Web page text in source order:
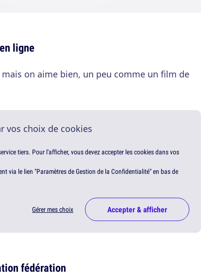
ligne
on aime bien, un peu comme un film de
vos choix de cookies
tiers. Pour l'afficher, vous devez accepter les cookies dans vos
via le lien "Paramètres de Gestion de la Confidentialité" en bas de
Gérer mes choix Accepter & afficher
fédération